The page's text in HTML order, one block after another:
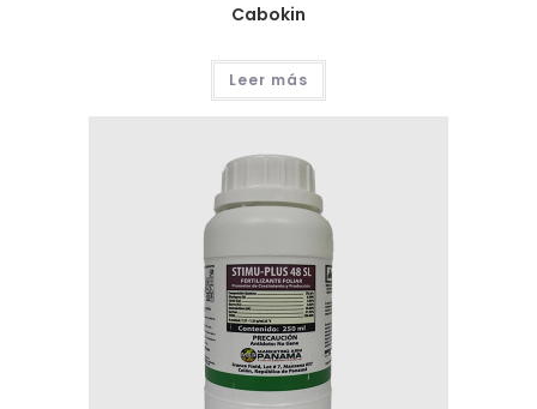
Cabokin
Leer más